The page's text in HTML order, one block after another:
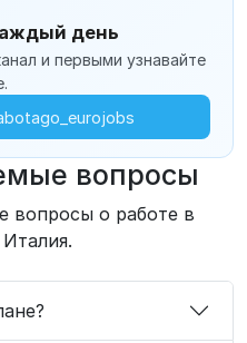
день
и первыми узнавайте
вопросы
вопросы о работе в